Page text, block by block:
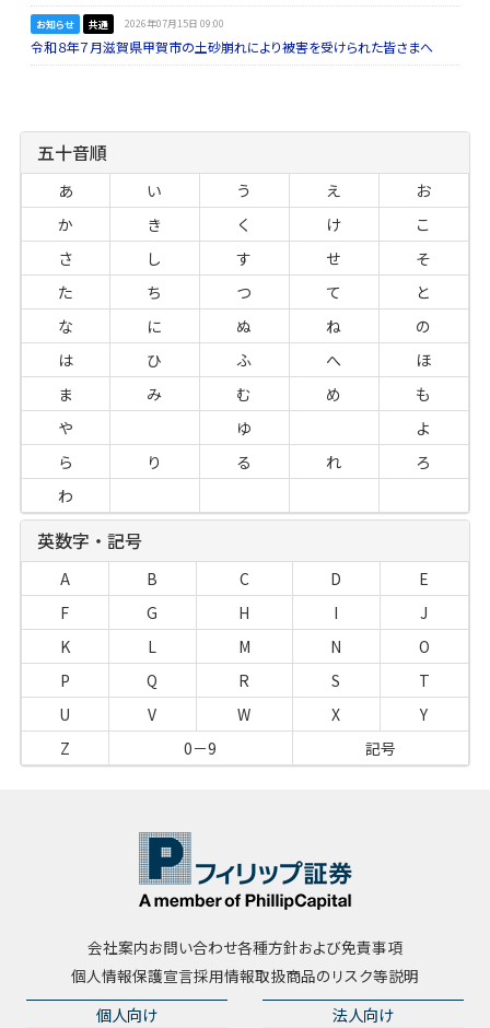
お知らせ 共通 2026年07月15日 09:00
令和８年７月滋賀県甲賀市の土砂崩れにより被害を受けられた皆さまへ
五十音順
あ い う え
お
か
き く け
こ
さ
し す せ
そ
た
ち つ て
と
な
に ぬ ね
の
は
ひ ふ へ
ほ
ま
み む め
も
や
ゆ
よ
ら
り る れ
ろ
わ
英数字・記号
A B C D
E
F
G H I
J
K
L M N
O
P
Q R S
T
U
V W X
Y
Z
0－9 記号
会社案内お問い合わせ各種方針および免責事項
個人情報保護宣言採用情報取扱商品のリスク等説明
個人向け 法人向け